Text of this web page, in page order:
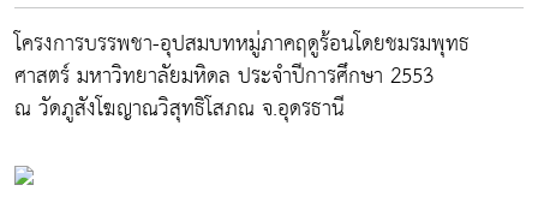
โครงการบรรพชา-อุปสมบทหมู่ภาคฤดูร้อนโดยชมรมพุทธ
ศาสตร์ มหาวิทยาลัยมหิดล ประจำปีการศึกษา 2553
ณ วัดภูสังโฆญาณวิสุทธิโสภณ จ.อุดรธานี